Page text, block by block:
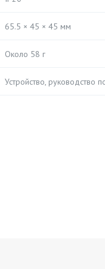
65.5 × 45 × 45 мм
Около 58 г
Устройство, руководство